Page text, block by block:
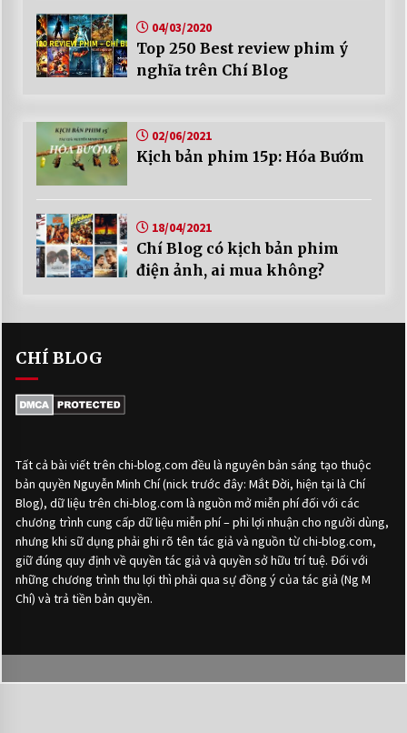
04/03/2020
Top 250 Best review phim ý
nghĩa trên Chí Blog
02/06/2021
Kịch bản phim 15p: Hóa Bướm
18/04/2021
Chí Blog có kịch bản phim
điện ảnh, ai mua không?
CHÍ BLOG
Tất cả bài viết trên chi-blog.com đều là nguyên bản sáng tạo thuộc
bản quyền Nguyễn Minh Chí (nick trước đây: Mắt Đời, hiện tại là Chí
Blog), dữ liệu trên chi-blog.com là nguồn mở miễn phí đối với các
chương trình cung cấp dữ liệu miễn phí – phi lợi nhuận cho người dùng,
nhưng khi sữ dụng phải ghi rõ tên tác giả và nguồn từ chi-blog.com,
giữ đúng quy định về quyền tác giả và quyền sở hữu trí tuệ. Đối với
những chương trình thu lợi thì phải qua sự đồng ý của tác giả (Ng M
Chí) và trả tiền bản quyền.